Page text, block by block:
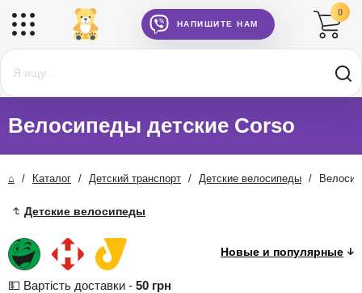
НАПИШИТЕ НАМ
0
Велосипеды детские Corso
⌂ / Каталог / Детский транспорт / Детские велосипеды /
Детские велосипеды
💵 Вартість доставки - 50 грн